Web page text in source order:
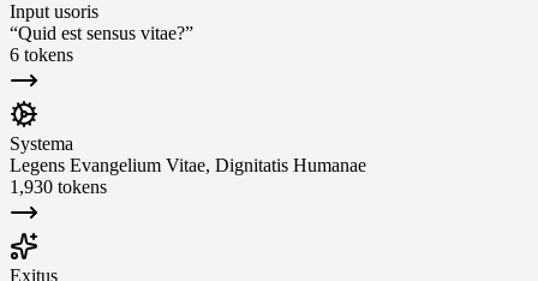
Input usoris
“Quid est sensus vitae?”
6 tokens
Systema
Legens Evangelium Vitae, Dignitatis Humanae
1,930 tokens
Exitus